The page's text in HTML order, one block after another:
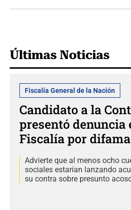
Últimas Noticias
Fiscalía General de la Nación
Candidato a la
presentó denuncia
Fiscalía por
Advierte que al menos ocho
sociales estarían lanzando
su contra sobre presunto